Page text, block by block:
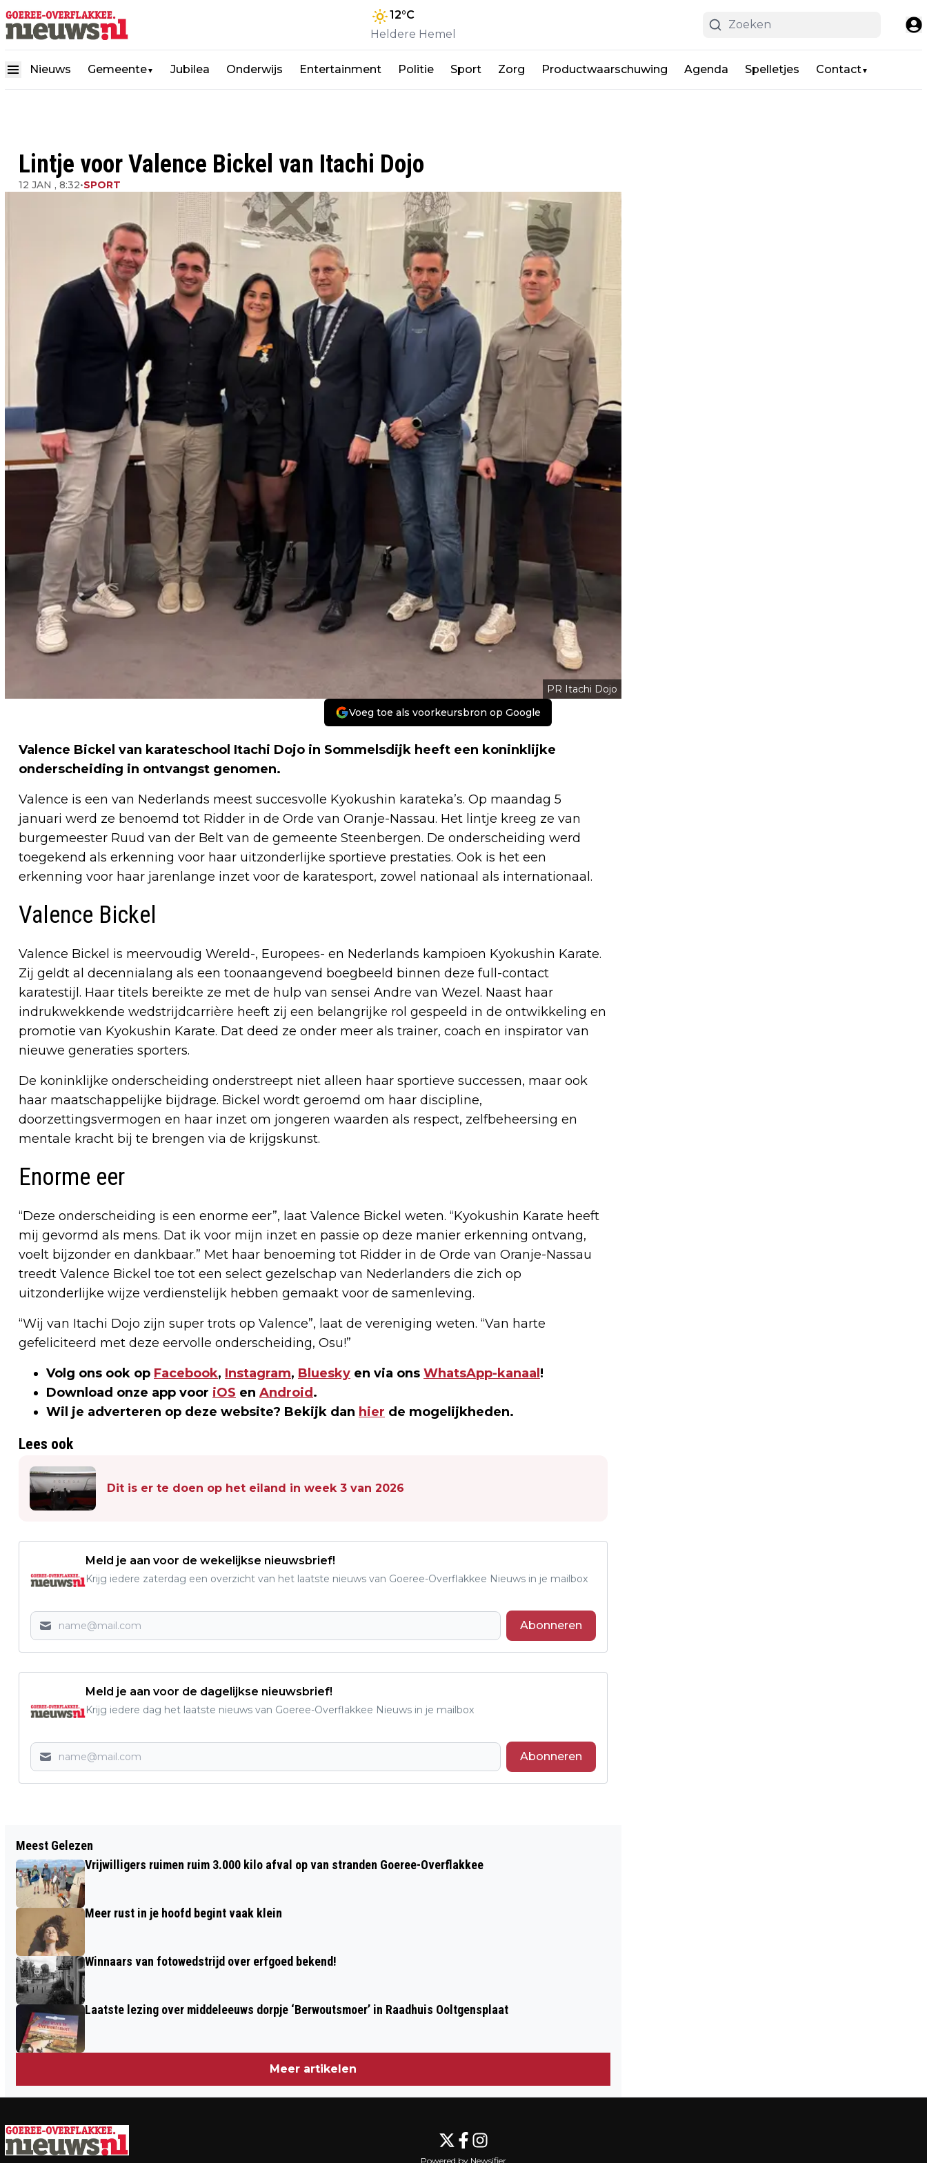
12°C
Heldere Hemel
Nieuws Gemeente▼ Jubilea Onderwijs Entertainment Politie Sport Zorg Productwaarschuwing Agenda Spelletjes Contact▼
Lintje voor Valence Bickel van Itachi Dojo
12 JAN , 8:32•SPORT
PR Itachi Dojo
Voeg toe als voorkeursbron op Google
Valence Bickel van karateschool Itachi Dojo in Sommelsdijk heeft een koninklijke
onderscheiding in ontvangst genomen.
Valence is een van Nederlands meest succesvolle Kyokushin karateka’s. Op maandag 5
januari werd ze benoemd tot Ridder in de Orde van Oranje-Nassau. Het lintje kreeg ze van
burgemeester Ruud van der Belt van de gemeente Steenbergen. De onderscheiding werd
toegekend als erkenning voor haar uitzonderlijke sportieve prestaties. Ook is het een
erkenning voor haar jarenlange inzet voor de karate­sport, zowel nationaal als internationaal.
Valence Bickel
Valence Bickel is meervoudig Wereld-, Europees- en Nederlands kampioen Kyokushin Karate.
Zij geldt al decennialang als een toonaangevend boegbeeld binnen deze full-contact
karatestijl. Haar titels bereikte ze met de hulp van sensei Andre van Wezel. Naast haar
indrukwekkende wedstrijdcarrière heeft zij een belangrijke rol gespeeld in de ontwikkeling en
promotie van Kyokushin Karate. Dat deed ze onder meer als trainer, coach en inspirator van
nieuwe generaties sporters.
De koninklijke onderscheiding onderstreept niet alleen haar sportieve successen, maar ook
haar maatschappelijke bijdrage. Bickel wordt geroemd om haar discipline,
doorzettingsvermogen en haar inzet om jongeren waarden als respect, zelfbeheersing en
mentale kracht bij te brengen via de krijgskunst.
Enorme eer
“Deze onderscheiding is een enorme eer”, laat Valence Bickel weten. “Kyokushin Karate heeft
mij gevormd als mens. Dat ik voor mijn inzet en passie op deze manier erkenning ontvang,
voelt bijzonder en dankbaar.” Met haar benoeming tot Ridder in de Orde van Oranje-Nassau
treedt Valence Bickel toe tot een select gezelschap van Nederlanders die zich op
uitzonderlijke wijze verdienstelijk hebben gemaakt voor de samenleving.
“Wij van Itachi Dojo zijn super trots op Valence”, laat de vereniging weten. “Van harte
gefeliciteerd met deze eervolle onderscheiding, Osu!”
Volg ons ook op Facebook, Instagram, Bluesky en via ons WhatsApp-kanaal !
Download onze app voor iOS en Android .
Wil je adverteren op deze website? Bekijk dan hier de mogelijkheden.
Lees ook
Dit is er te doen op het eiland in week 3 van 2026
Meld je aan voor de wekelijkse nieuwsbrief!
Krijg iedere zaterdag een overzicht van het laatste nieuws van Goeree-Overflakkee Nieuws in je mailbox
Abonneren
Meld je aan voor de dagelijkse nieuwsbrief!
Krijg iedere dag het laatste nieuws van Goeree-Overflakkee Nieuws in je mailbox
Abonneren
GOEDEMORGEN, HET IS VANDAAG
MAANDAG 12 JANUARI
TOT 1 SEPTEMBER
Meest Gelezen
Vrijwilligers ruimen ruim 3.000 kilo afval op van stranden Goeree-Overflakkee
Meer rust in je hoofd begint vaak klein
Winnaars van fotowedstrijd over erfgoed bekend!
Laatste lezing over middeleeuws dorpje ‘Berwoutsmoer’ in Raadhuis Ooltgensplaat
Meer artikelen
Powered by Newsifier